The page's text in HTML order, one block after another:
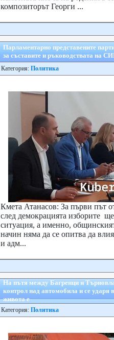
композиторът Георги ...
Парламентарно представените
за съставите и ръководствата на
Категория: Политика
Кмета Атанасов: За първи път
след демокрацията изборите
ситуация, а именно,
начин няма да се опитва да
и адм...
На пътя между Багренци и
контрол над автомобила и се ударя
живота е
Категория: Политика